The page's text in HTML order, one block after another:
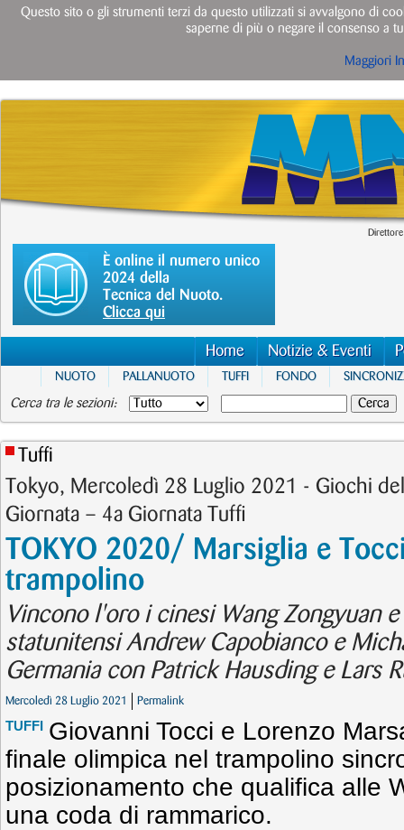
È online il numero unico
2024 della
Tecnica del Nuoto.
Clicca qui
Home Notizie & Eventi
NUOTO PALLANUOTO TUFFI FONDO
Cerca tra le sezioni:
Tuffi
Tokyo, Mercoledì 28 Luglio 2021 - Giochi
Giornata – 4a Giornata Tuffi
TOKYO 2020/ Marsiglia e
trampolino
Vincono l'oro i cinesi Wang Zongyuan
statunitensi Andrew Capobianco e
Germania con Patrick Hausding e Lars
Mercoledì 28 Luglio 2021 Permalink
TUFFI Giovanni Tocci e Lorenzo
finale olimpica nel trampolino
posizionamento che qualifica alle
una coda di rammarico.
Questo sito o gli strumenti terzi da questo utilizzati si avvalgono di
saperne di più o negare il consenso a
Maggiori